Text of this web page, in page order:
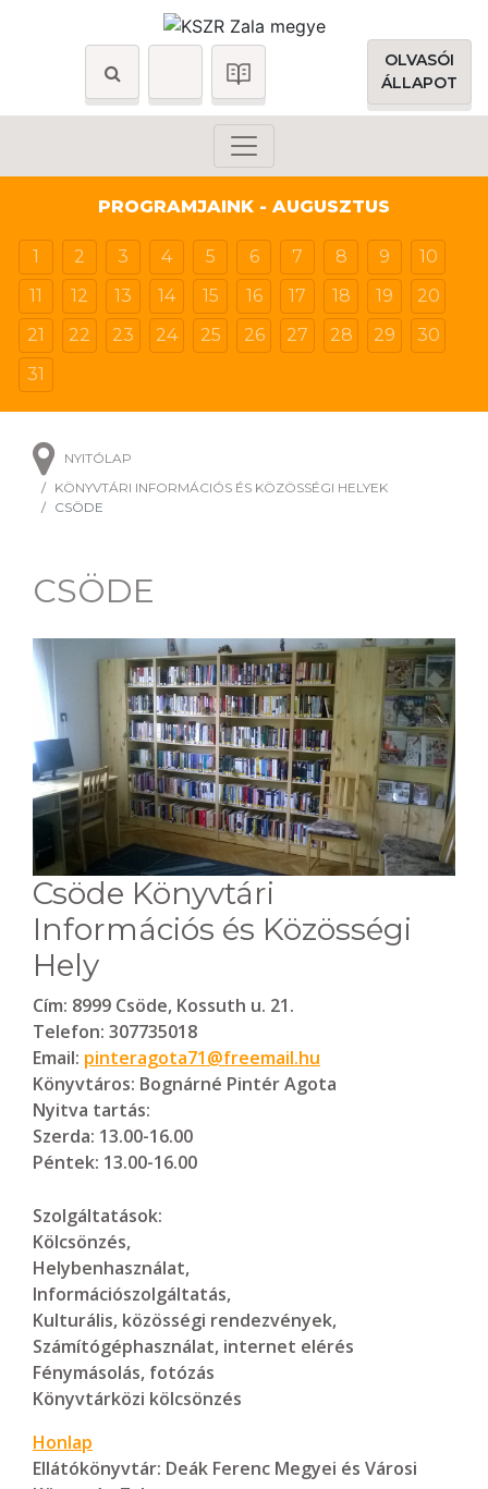
OLVASÓI
ÁLLAPOT
PROGRAMJAINK - AUGUSZTUS
1 2 3 4 5 6 7 8 9
10
11
12 13 14 15 16 17 18 19
20
21
22 23 24 25 26 27 28 29
30
31
NYITÓLAP
KÖNYVTÁRI INFORMÁCIÓS ÉS KÖZÖSSÉGI HELYEK
CSÖDE
CSÖDE
Csöde Könyvtári
Információs és Közösségi
Hely
Cím: 8999 Csöde, Kossuth u. 21.
Telefon: 307735018
Email: pinteragota71@freemail.hu
Könyvtáros: Bognárné Pintér Agota
Nyitva tartás:
Szerda: 13.00-16.00
Péntek: 13.00-16.00
Szolgáltatások:
Kölcsönzés,
Helybenhasználat,
Információszolgáltatás,
Kulturális, közösségi rendezvények,
Számítógéphasználat, internet elérés
Fénymásolás, fotózás
Könyvtárközi kölcsönzés
Honlap
Ellátókönyvtár: Deák Ferenc Megyei és Városi